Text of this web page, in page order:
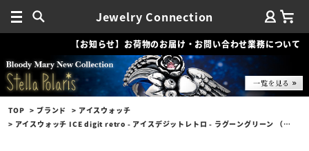
Jewelry Connection
【お知らせ】お荷物のお届け・お問い合わせ業務について
TOP ブランド
アイスウォッチ
アイスウォッチ ICE digit retro - アイスデジットレトロ - ラグーングリーン （スモール）